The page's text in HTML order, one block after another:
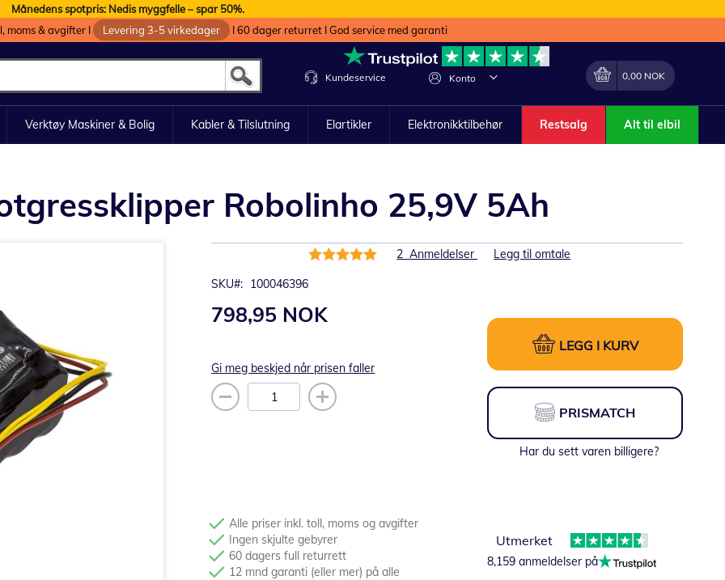
Månedens spotpris: Nedis myggfelle – spar 50%.
moms & avgifter I
Levering 3-5 virkedager I 60 dager returret I God service med garanti
Konto Endring
Min handlekurv
0,00 NOK
Kundeservice
Verktøy Maskiner & Bolig Kabler & Tilslutning Elartikler Elektronikktilbehør Restsalg Alt til elbil
Robolinho 25,9V 5Ah
SKU 100046396
Rating:
2Anmeldelser Legg til omtale
798,95 NOK
Gi meg beskjed når prisen faller
LEGG I KURV
PRISMATCH
Har du sett varen billigere?
Alle priser inkl. toll, moms og avgifter
Ingen skjulte gebyrer
60 dagers full returrett
12 mnd garanti (eller mer) på alle
Utmerket
8,159 anmeldelser på